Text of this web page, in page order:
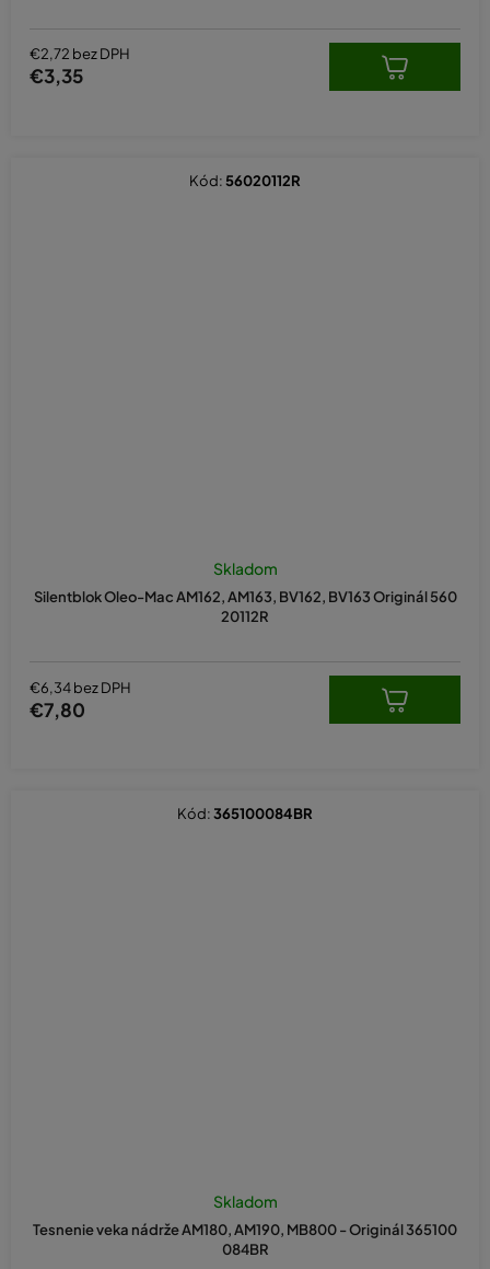
€2,72 bez DPH
€3,35
Silentblok Oleo-Mac AM162, AM163, BV162, BV163 Originál 560
20112R
Skladom
€6,34 bez DPH
€7,80
Kód: 56020112R
Tesnenie veka nádrže AM180, AM190, MB800 - Originál 365100
084BR
Skladom
Kód:365100084BR